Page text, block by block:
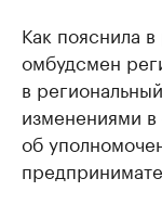
Как пояснила
омбудсмен
в
изменениями в
об